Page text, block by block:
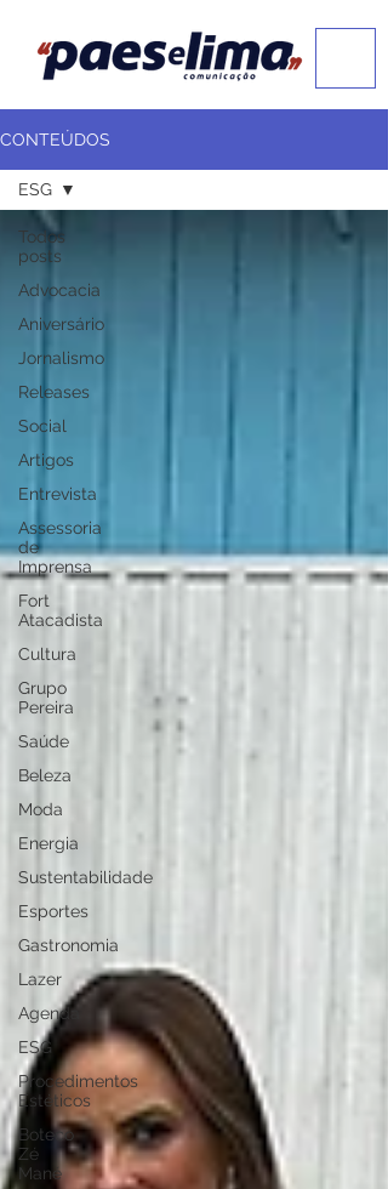
CONTEÚDOS
Todos
posts
Advocacia
Aniversário
Jornalismo
Releases
Social
Artigos
Entrevista
Assessoria
de
Imprensa
Fort
Atacadista
Cultura
Grupo
Pereira
Saúde
Beleza
Moda
Energia
Sustentabilidade
Esportes
Gastronomia
Lazer
Agenda
ESG
Procedimentos
Estéticos
Boteco
Zé
Mané
ESG